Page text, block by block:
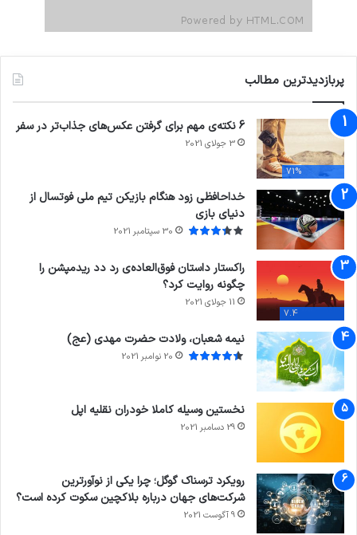
پربازدیدترین مطالب
71%
6 نکته‌ی مهم برای گرفتن عکس‌های جذاب‌تر در سفر
3 جولای 2021
خداحافظی زود هنگام بازیکن تیم ملی فوتسال از
دنیای بازی
30 سپتامبر 2021
7.4
راکستار داستان فوق‌العاده‌ی رد دد ریدمپشن را
چگونه روایت کرد؟
11 جولای 2021
نیمه شعبان، ولادت حضرت مهدی (عج)
20 نوامبر 2021
نخستین وسیله کاملا خودران نقلیه اپل
29 دسامبر 2021
رویکرد ترسناک گوگل؛ چرا یکی از نوآورترین
شرکت‌های جهان درباره بلاکچین سکوت کرده است؟
9 آگوست 2021